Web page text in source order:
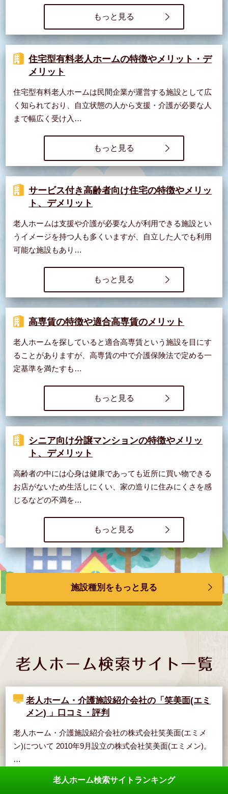
もっと見る
住宅型有料老人ホームの特徴やメリット・デ
メリット
住宅型有料老人ホームは民間企業が運営する施設として広
く知られており、自立状態の人から支援・介護が必要な人
まで幅広く受け入…
もっと見る
サービス付き高齢者向け住宅の特徴やメリッ
ト、デメリット
老人ホームは支援や介護が必要な人が利用できる施設とい
うイメージを持つ人も多くいますが、自立した人でも利用
可能な施設もあり…
もっと見る
高専賃の特徴や適合高専賃のメリット
老人ホームを探していると適合高専賃という施設を目にす
ることがありますが、高専賃の中で介護保険法で定める一
定基準を満たすも…
もっと見る
シニア向け分譲マンションの特徴やメリッ
ト、デメリット
高齢者の中には心身は健康であっても近所に買い物できる
お店がないため生活しにくい、家の造りに住みにくさを感
じるなどの不満を…
もっと見る
施設種別をもっと見る
老人ホーム・介護施設紹介会社の「笑美面(エミ
メン) 」口コミ・評判
老人ホーム・介護施設紹介会社の株式会社笑美面(エミメ
ン)について 2010年9月設立の株式会社笑美面(エミメン)。
…
老人ホーム検索サイトランキング